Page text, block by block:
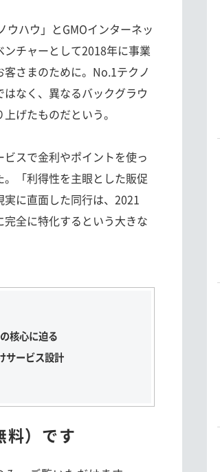
ハウ」とGMOインターネッ
チャーとして2018年に事業
さまのために。No.1テクノ
なく、異なるバックグラウ
げたものだという。
スで金利やポイントを使っ
「利得性を主眼とした販促
に直面した同行は、2021
全に特化するという大きな
核心に迫る
サービス設計
料）です